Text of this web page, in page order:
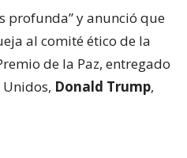
profunda” y anunció que
al comité ético de la
de la Paz, entregado
Donald Trump,